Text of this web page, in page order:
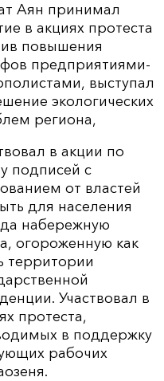
Аян принимал
в акциях протеста
повышения
предприятиями-
выступал
экологических
региона,
в акции по
подписей с
от властей
для населения
набережную
огороженную как
территории
Участвовал в
протеста,
в поддержку
рабочих